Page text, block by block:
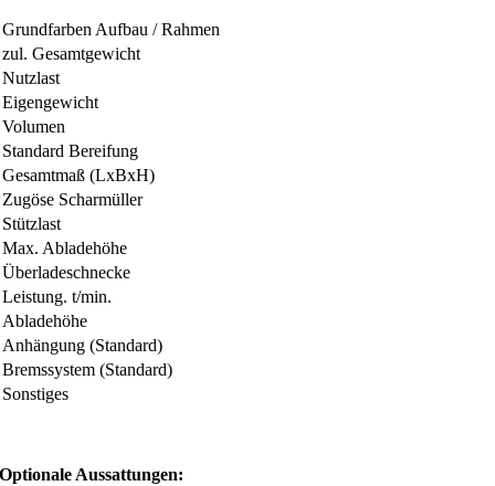
Grundfarben Aufbau / Rahmen
zul. Gesamtgewicht
Nutzlast
Eigengewicht
Volumen
Standard Bereifung
Gesamtmaß (LxBxH)
Zugöse Scharmüller
Stützlast
Max. Abladehöhe
Überladeschnecke
Leistung. t/min.
Abladehöhe
Anhängung (Standard)
Bremssystem (Standard)
Sonstiges
Optionale Aussattungen: